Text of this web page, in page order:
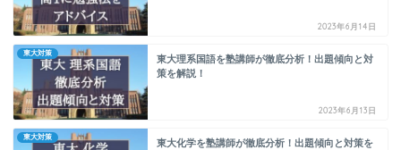
2023年6月14日
東大対策
東大理系国語を塾講師が徹底分析！出題傾向と対
策を解説！
2023年6月13日
東大対策
東大化学を塾講師が徹底分析！出題傾向と対策を